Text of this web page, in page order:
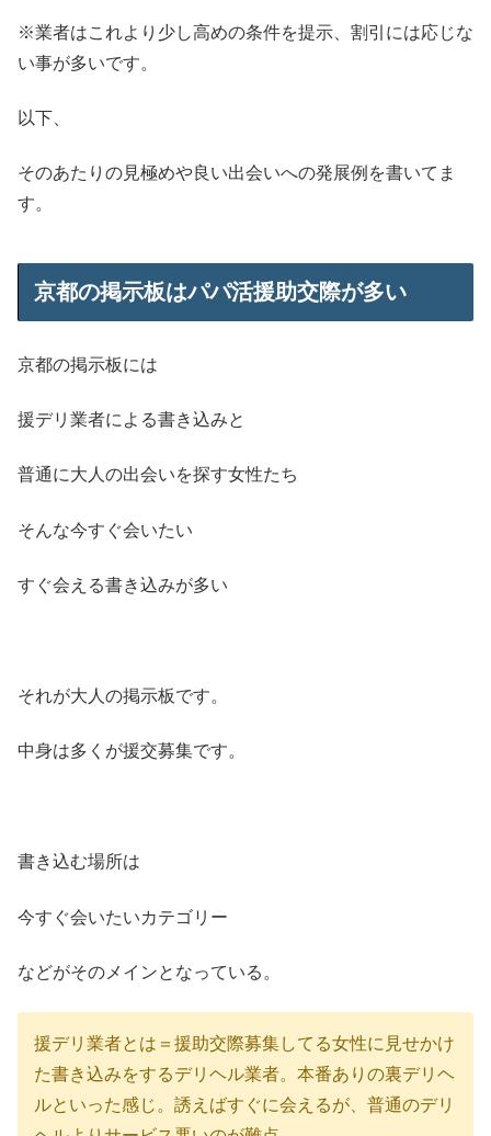
※業者はこれより少し高めの条件を提示、割引には応じな
い事が多いです。
以下、
そのあたりの見極めや良い出会いへの発展例を書いてま
す。
京都の掲示板はパパ活援助交際が多い
京都の掲示板には
援デリ業者による書き込みと
普通に大人の出会いを探す女性たち
そんな今すぐ会いたい
すぐ会える書き込みが多い
それが大人の掲示板です。
中身は多くが援交募集です。
書き込む場所は
今すぐ会いたいカテゴリー
などがそのメインとなっている。
援デリ業者とは＝援助交際募集してる女性に見せかけ
た書き込みをするデリヘル業者。本番ありの裏デリヘ
ルといった感じ。誘えばすぐに会えるが、普通のデリ